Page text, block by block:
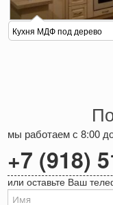
Кухня МДФ под дерево
мы работаем с 8:00
+7 (918)
или оставьте Ваш
Ваше имя